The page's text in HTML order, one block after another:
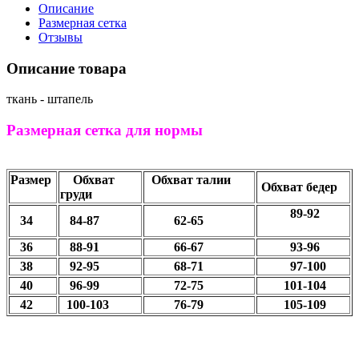
Описание
Размерная сетка
Отзывы
Описание товара
ткань - штапель
Размерная сетка для нормы
Размер
Обхват
груди
Обхват талии
Обхват бедер
34 84-87 62-65
89-92
36 88-91 66-67
93-96
38
92-95 68-71
97-100
40
96-99 72-75
101-104
42
100-103 76-79 105-109